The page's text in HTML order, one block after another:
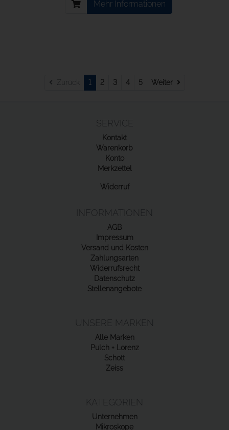
Mehr Informationen
Zurück 1 2 3 4 5 Weiter Weiter
SERVICE
Kontakt
Warenkorb
Konto
Merkzettel
Widerruf
INFORMATIONEN
AGB
Impressum
Versand und Kosten
Zahlungsarten
Widerrufsrecht
Datenschutz
Stellenangebote
UNSERE MARKEN
Alle Marken
Pulch + Lorenz
Schott
Zeiss
KATEGORIEN
Unternehmen
Mikroskope